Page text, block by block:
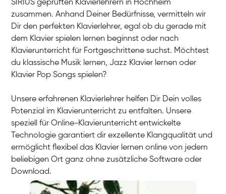
SIRIUS geprüften Klavierlehrern in Hochheim
zusammen. Anhand Deiner Bedürfnisse, vermitteln wir
Dir den perfekten Klavierlehrer, egal ob du gerade mit
dem Klavier spielen lernen beginnst oder nach
Klavierunterricht für Fortgeschrittene suchst. Möchtest
du klassische Musik lernen, Jazz Klavier lernen oder
Klavier Pop Songs spielen?
Unsere erfahrenen Klavierlehrer helfen Dir Dein volles
Potenzial im Klavierunterricht zu entfalten. Unsere
speziell für Online-Klavierunterricht entwickelte
Technologie garantiert dir exzellente Klangqualität und
ermöglicht flexibel das Klavier lernen online von jedem
beliebigen Ort ganz ohne zusätzliche Software oder
Download.